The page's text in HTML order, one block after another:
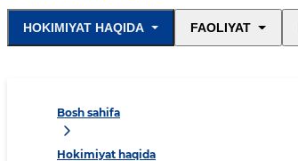
HOKIMIYAT HAQIDA FAOLIYAT
Bosh sahifa
Hokimiyat haqida